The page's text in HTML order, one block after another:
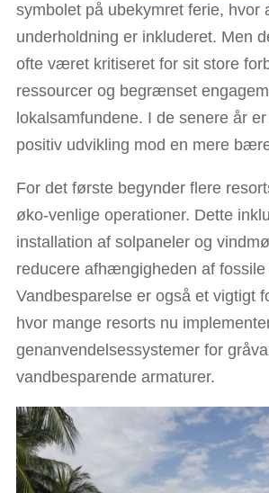
symbolet på ubekymret ferie, hvor
underholdning er inkluderet. Men
ofte været kritiseret for sit store
ressourcer og begrænset
lokalsamfundene. I de senere år
positiv udvikling mod en mere
For det første begynder flere
øko-venlige operationer. Dette
installation af solpaneler og
reducere afhængigheden af
Vandbesparelse er også et vigtigt
hvor mange resorts nu
genanvendelsessystemer for
vandbesparende armaturer.